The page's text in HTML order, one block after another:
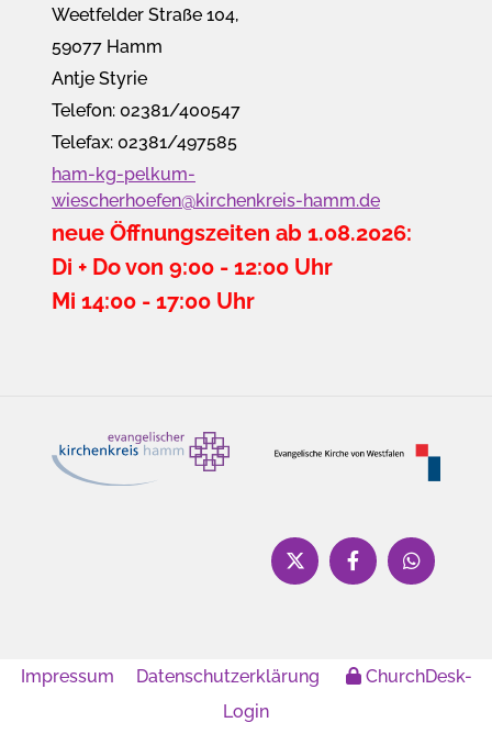
Weetfelder Straße 104,
59077 Hamm
Antje Styrie
Telefon: 02381/400547
Telefax: 02381/497585
ham-kg-pelkum-
wiescherhoefen@kirchenkreis-hamm.de
neue Öffnungszeiten ab 1.08.2026:
Di + Do von 9:00 - 12:00 Uhr
Mi 14:00 - 17:00 Uhr
Impressum Datenschutzerklärung
ChurchDesk-
Login